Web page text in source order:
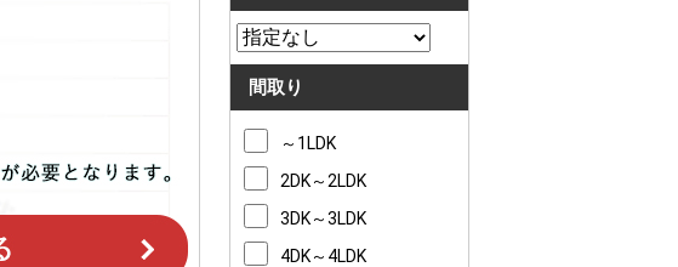
間取り
～1LDK
2DK～2LDK
3DK～3LDK
4DK～4LDK